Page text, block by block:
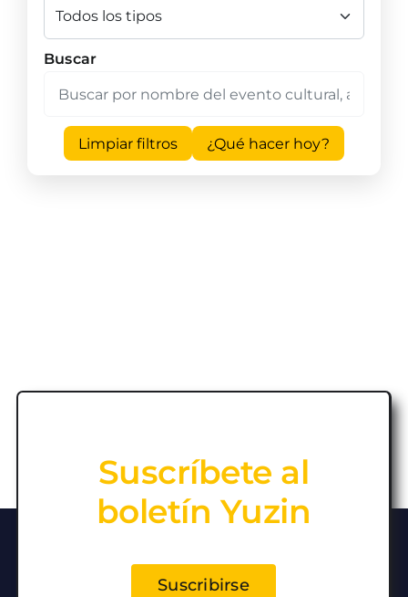
Buscar
Limpiar filtros ¿Qué hacer hoy?
Suscríbete al
boletín Yuzin
Suscribirse